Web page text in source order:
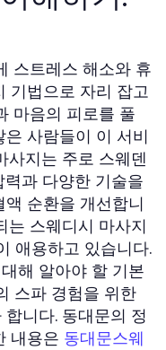
스트레스 해소와 휴
기법으로 자리 잡고
마음의 피로를 풀
사람들이 이 서비
사지는 주로 스웨덴
과 다양한 기술을
순환을 개선합니
는 스웨디시 마사지
애용하고 있습니다.
해 알아야 할 기본
스파 경험을 위한
니다. 동대문의 정
내용은 동대문스웨